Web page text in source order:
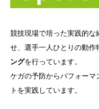
競技現場で培った実践的な
せ、選手一人ひとりの動作
ングを行っています。
ケガの予防からパフォーマ
トを実践しています。